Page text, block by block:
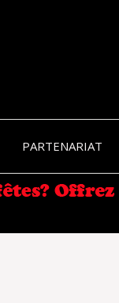
PARTENARIAT